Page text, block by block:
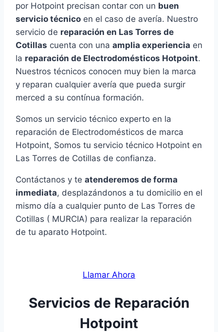
por Hotpoint precisan contar con un buen
servicio técnico en el caso de avería. Nuestro
servicio de reparación en Las Torres de
Cotillas cuenta con una amplia experiencia en
la reparación de Electrodomésticos Hotpoint.
Nuestros técnicos conocen muy bien la marca
y reparan cualquier avería que pueda surgir
merced a su contínua formación.
Somos un servicio técnico experto en la
reparación de Electrodomésticos de marca
Hotpoint, Somos tu servicio técnico Hotpoint en
Las Torres de Cotillas de confianza.
Contáctanos y te atenderemos de forma
inmediata, desplazándonos a tu domicilio en el
mismo día a cualquier punto de Las Torres de
Cotillas ( MURCIA) para realizar la reparación
de tu aparato Hotpoint.
Llamar Ahora
Servicios de Reparación
Hotpoint